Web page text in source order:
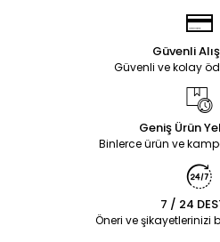
Güvenli
Güvenli ve kolay
Geniş Ürün
Binlerce ürün ve
7 / 24
Öneri ve şikayetlerinizi